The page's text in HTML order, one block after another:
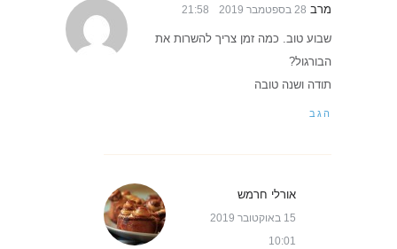
מרב 28 בספטמבר 2019 21:58
שבוע טוב. כמה זמן צריך להשרות את
הבורגול?
תודה ושנה טובה
הגב
אורלי חרמש
15 באוקטובר 2019
10:01